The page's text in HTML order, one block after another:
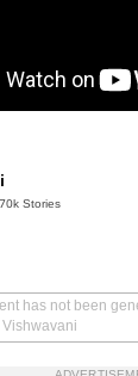
70k Stories
has not been